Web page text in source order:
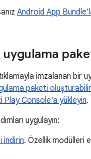
Android App
imzalanan bir
paketi
Play Console'a yükleyin.
uygulayın:
indirin. Özellik modülleri